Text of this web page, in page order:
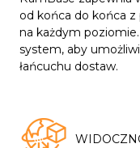
od końca do końca z
na każdym
system, aby
łańcuchu dostaw.